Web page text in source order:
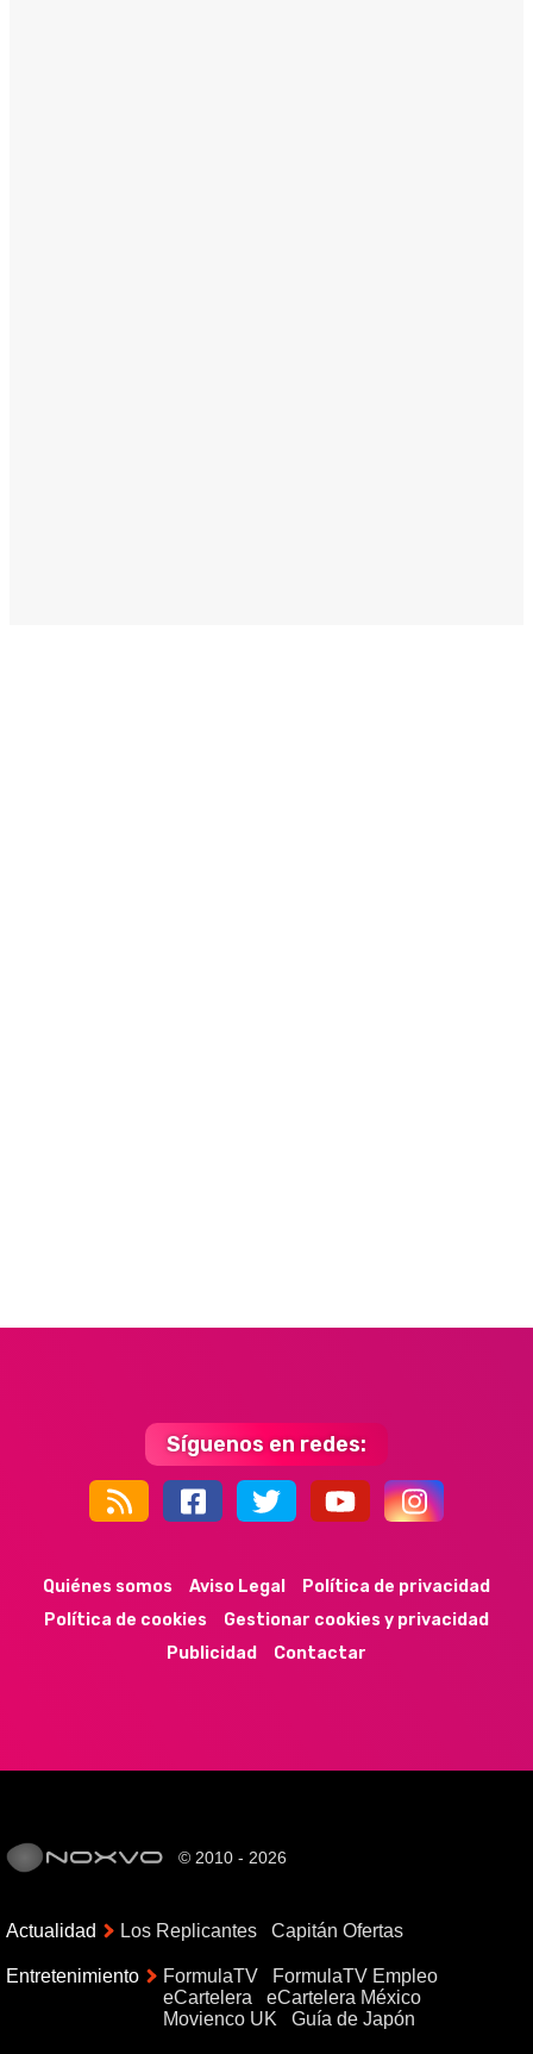
Síguenos en redes:
Quiénes somos Aviso Legal
Política de privacidad
Política de cookies
Gestionar cookies y privacidad
Publicidad
Contactar
© 2010 - 2026
Actualidad Los Replicantes Capitán Ofertas
Entretenimiento FormulaTV
FormulaTV Empleo
eCartelera
eCartelera México
Movienco UK
Guía de Japón